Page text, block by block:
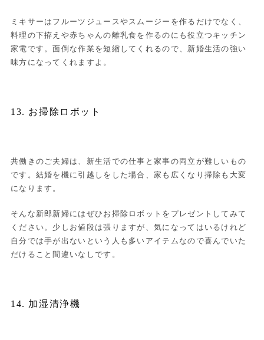
ミキサーはフルーツジュースやスムージーを作るだけでなく、
料理の下拵えや赤ちゃんの離乳食を作るのにも役立つキッチン
家電です。面倒な作業を短縮してくれるので、新婚生活の強い
味方になってくれますよ。
13. お掃除ロボット
共働きのご夫婦は、新生活での仕事と家事の両立が難しいもの
です。結婚を機に引越しをした場合、家も広くなり掃除も大変
になります。
そんな新郎新婦にはぜひお掃除ロボットをプレゼントしてみて
ください。少しお値段は張りますが、気になってはいるけれど
自分では手が出ないという人も多いアイテムなので喜んでいた
だけること間違いなしです。
14. 加湿清浄機